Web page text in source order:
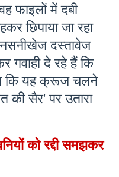
फाइलों में दबी
छिपाया जा रहा
दस्तावेज
गवाही दे रहे हैं कि
कि यह क्रूज चलने
की सैर' पर उतारा
को रद्दी समझकर